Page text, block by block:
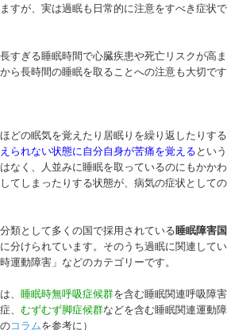
すが、実は過眠も日常的に注意をすべき症状で
すぎる睡眠時間で心臓疾患や死亡リスクが高
ら長時間の睡眠を取ることへの注意も大切で
どの眠気を覚えたり居眠りを繰り返したりする
られない状態に自分自身が苦痛を覚える とい
なく、人並みに睡眠を取っているのにもかか
てしまったりする状態が、病気の症状としての
類として多くの国で採用されている睡眠障害
分けられています。そのうち過眠に関連して
運動障害」などのカテゴリーです。
、 睡眠時無呼吸症候群を含む睡眠関連呼吸障
、 むずむず脚症候群などを含む睡眠関連運動
コラムを参考に）